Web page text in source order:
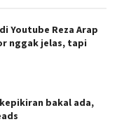
Youtube Reza Arap
nggak jelas, tapi
bakal ada,